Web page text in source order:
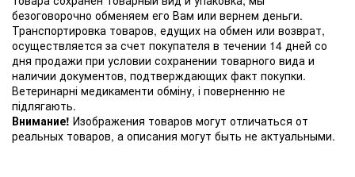
безоговорочно обменяем его Вам или вернем деньги.
Транспортировка товаров, едущих на обмен или возврат,
осуществляется за счет покупателя в течении 14 дней со
дня продажи при условии сохранении товарного вида и
наличии документов, подтверждающих факт покупки.
Ветеринарні медикаменти обміну, і поверненню не
підлягають.
Внимание! Изображения товаров могут отличаться от
реальных товаров, а описания могут быть не актуальными.